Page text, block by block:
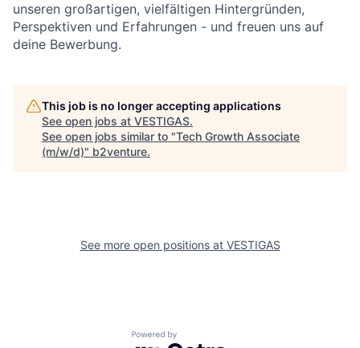
unseren großartigen, vielfältigen Hintergründen,
Perspektiven und Erfahrungen - und freuen uns auf
deine Bewerbung.
This job is no longer accepting applications
See open jobs at VESTIGAS.
See open jobs similar to "Tech Growth Associate
(m/w/d)" b2venture.
See more open positions at VESTIGAS
Powered by Getro.com